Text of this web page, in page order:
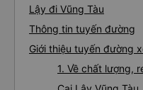
Lậy đi Vũng Tàu
Thông tin tuyến đường
Giới thiệu tuyến đường
1. Về chất lượng,